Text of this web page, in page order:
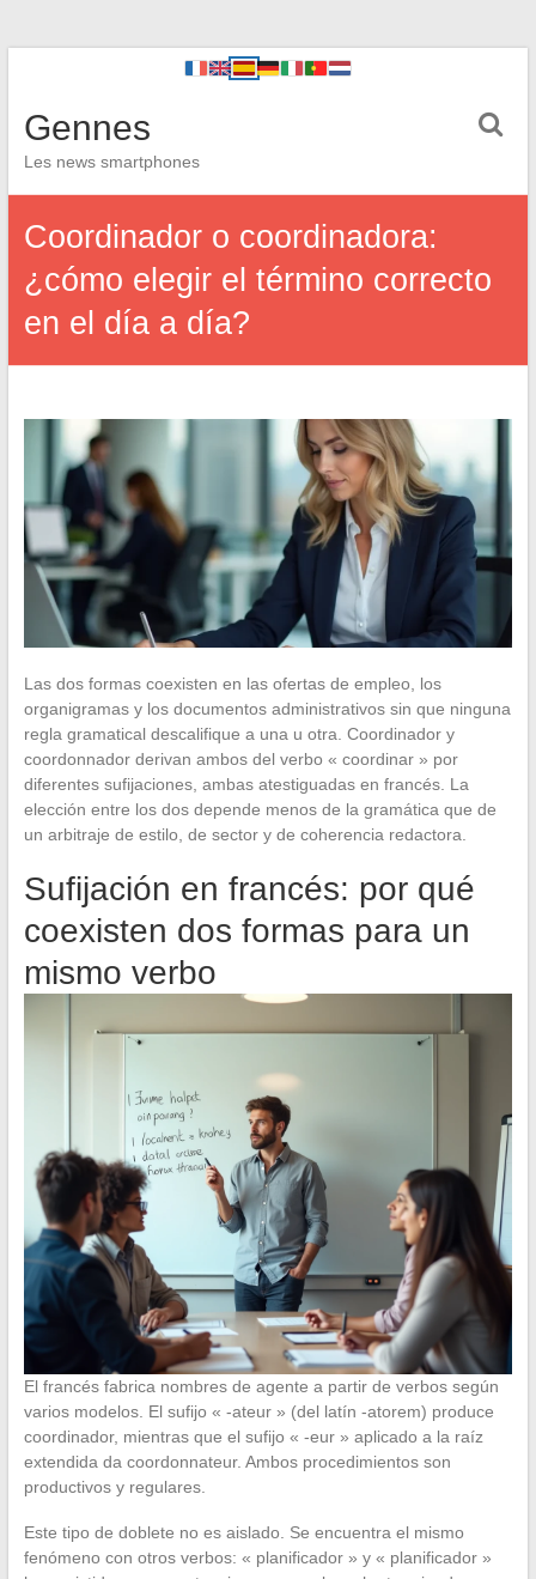
Gennes
Les news smartphones
Coordinador o coordinadora:
¿cómo elegir el término correcto
en el día a día?
Las dos formas coexisten en las ofertas de empleo, los
organigramas y los documentos administrativos sin que ninguna
regla gramatical descalifique a una u otra. Coordinador y
coordonnador derivan ambos del verbo « coordinar » por
diferentes sufijaciones, ambas atestiguadas en francés. La
elección entre los dos depende menos de la gramática que de
un arbitraje de estilo, de sector y de coherencia redactora.
Sufijación en francés: por qué
coexisten dos formas para un
mismo verbo
El francés fabrica nombres de agente a partir de verbos según
varios modelos. El sufijo « -ateur » (del latín -atorem) produce
coordinador, mientras que el sufijo « -eur » aplicado a la raíz
extendida da coordonnateur. Ambos procedimientos son
productivos y regulares.
Este tipo de doblete no es aislado. Se encuentra el mismo
fenómeno con otros verbos: « planificador » y « planificador »